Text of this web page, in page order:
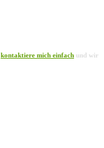
kontaktiere mich einfach und wir